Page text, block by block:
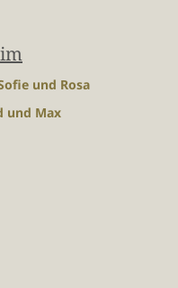
und Rosa
und Max